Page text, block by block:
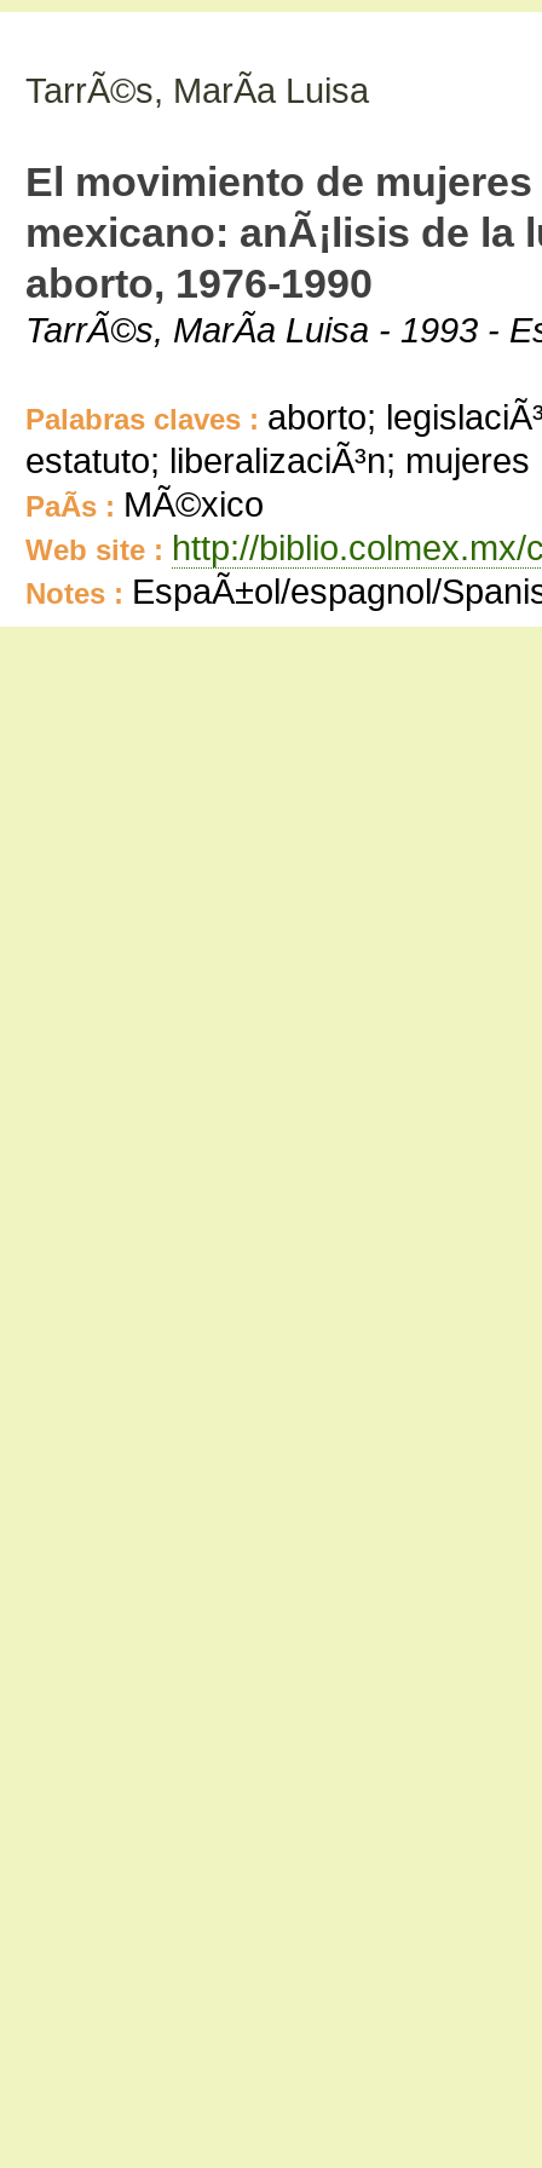
TarrÃ©s, MarÃ­a Luisa
El movimiento de
mexicano: anÃ¡lisis de la
aborto, 1976-1990
TarrÃ©s, MarÃ­a Luisa - 1993 -
Palabras claves : aborto;
estatuto; liberalizaciÃ³n; mujeres
PaÃ­s : MÃ©xico
Web site : http://
Notes : EspaÃ±ol/espagnol/